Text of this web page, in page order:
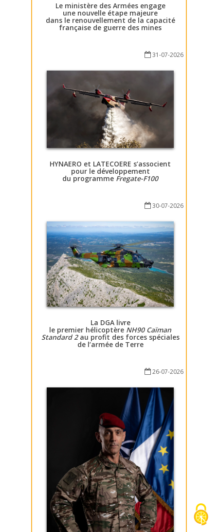
Le ministère des Armées engage
une nouvelle étape majeure
dans le renouvellement de la capacité
française de guerre des mines
31-07-2026
HYNAERO et LATECOERE s’associent
pour le développement
du programme Fregate-F100
30-07-2026
La DGA livre
le premier hélicoptère NH90 Caïman
Standard 2au profit des forces spéciales
de l’armée de Terre
26-07-2026